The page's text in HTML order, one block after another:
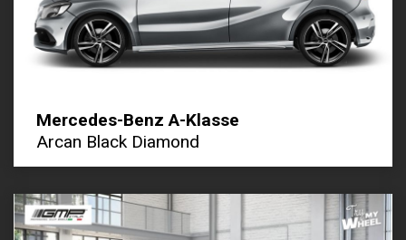
Mercedes-Benz A-Klasse
Arcan Black Diamond